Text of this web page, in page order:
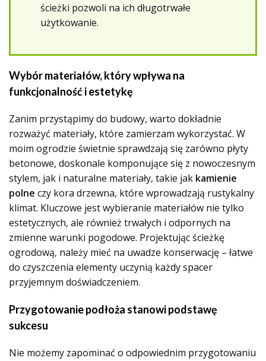
ścieżki pozwoli na ich długotrwałe
użytkowanie.
Wybór materiałów, który wpływa na
funkcjonalność i estetykę
Zanim przystąpimy do budowy, warto dokładnie
rozważyć materiały, które zamierzam wykorzystać. W
moim ogrodzie świetnie sprawdzają się zarówno płyty
betonowe, doskonale komponujące się z nowoczesnym
stylem, jak i naturalne materiały, takie jak kamienie
polne czy kora drzewna, które wprowadzają rustykalny
klimat. Kluczowe jest wybieranie materiałów nie tylko
estetycznych, ale również trwałych i odpornych na
zmienne warunki pogodowe. Projektując ścieżkę
ogrodową, należy mieć na uwadze konserwację – łatwe
do czyszczenia elementy uczynią każdy spacer
przyjemnym doświadczeniem.
Przygotowanie podłoża stanowi podstawę
sukcesu
Nie możemy zapominać o odpowiednim przygotowaniu